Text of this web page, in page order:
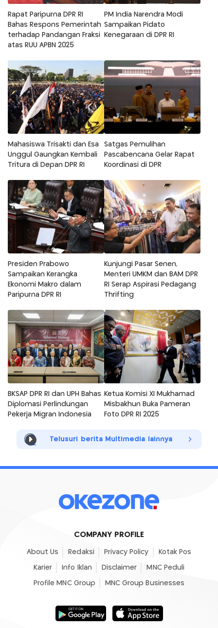
Rapat Paripurna DPR RI
Bahas Respons Pemerintah
terhadap Pandangan Fraksi
atas RUU APBN 2025
PM India Narendra Modi
Sampaikan Pidato
Kenegaraan di DPR RI
Mahasiswa Trisakti dan Esa
Unggul Gaungkan Kembali
Tritura di Depan DPR RI
Satgas Pemulihan
Pascabencana Gelar Rapat
Koordinasi di DPR
Presiden Prabowo
Sampaikan Kerangka
Ekonomi Makro dalam
Paripurna DPR RI
Kunjungi Pasar Senen,
Menteri UMKM dan BAM DPR
RI Serap Aspirasi Pedagang
Thrifting
BKSAP DPR RI dan UPH Bahas
Diplomasi Perlindungan
Pekerja Migran Indonesia
Ketua Komisi XI Mukhamad
Misbakhun Buka Pameran
Foto DPR RI 2025
Telusuri berita Multimedia lainnya
COMPANY PROFILE
About Us Redaksi Privacy Policy Kotak Pos
Karier Info Iklan Disclaimer MNC Peduli
Profile MNC Group MNC Group Businesses